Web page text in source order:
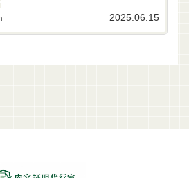
書士 大倉雄偉（第22261170号） 所在地
〒630-83-0252 奈良県生駒市山...
2025.06.15